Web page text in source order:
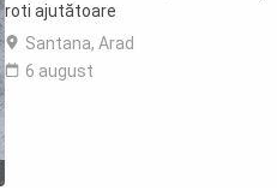
roti ajutătoare
Santana, Arad
6 august